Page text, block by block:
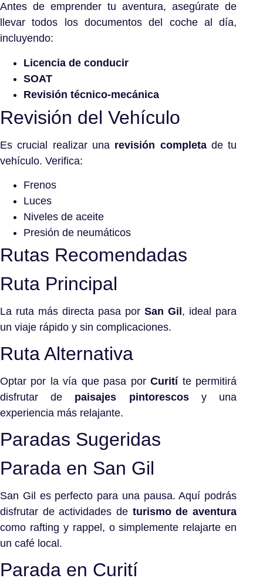
Antes de emprender tu aventura, asegúrate de
llevar todos los documentos del coche al día,
incluyendo:
Licencia de conducir
SOAT
Revisión técnico-mecánica
Revisión del Vehículo
Es crucial realizar una revisión completade tu
vehículo. Verifica:
Frenos
Luces
Niveles de aceite
Presión de neumáticos
Rutas Recomendadas
Ruta Principal
La ruta más directa pasa porSan Gil , ideal para
un viaje rápido y sin complicaciones.
Ruta Alternativa
Optar por la vía que pasa porCurití te permitirá
disfrutar de paisajes pintorescosy una
experiencia más relajante.
Paradas Sugeridas
Parada en San Gil
San Gil es perfecto para una pausa. Aquí podrás
disfrutar de actividades de turismo de aventura
como rafting y rappel, o simplemente relajarte en
un café local.
Parada en Curití